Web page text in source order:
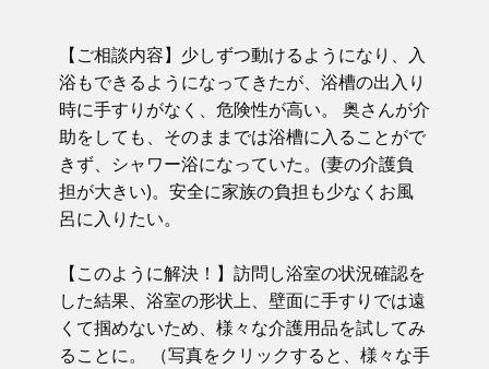
【ご相談内容】少しずつ動けるようになり、入
浴もできるようになってきたが、浴槽の出入り
時に手すりがなく、危険性が高い。 奥さんが介
助をしても、そのままでは浴槽に入ることがで
きず、シャワー浴になっていた。(妻の介護負
担が大きい)。安全に家族の負担も少なくお風
呂に入りたい。
【このように解決！】訪問し浴室の状況確認を
した結果、浴室の形状上、壁面に手すりでは遠
くて掴めないため、様々な介護用品を試してみ
ることに。 （写真をクリックすると、様々な手